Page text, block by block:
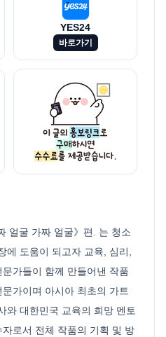
YES24
바로가기
얼굴 가짜 얼굴》편. 는 청소
에 도움이 되고자 교육, 심리,
가들이 함께 만들어낸 작품
가이며 아시아 최초의 가트
와 대한민국 교육의 희망 멘토
로서 전체 작품의 기획 및 방